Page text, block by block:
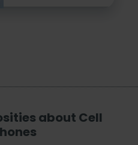
about Cell